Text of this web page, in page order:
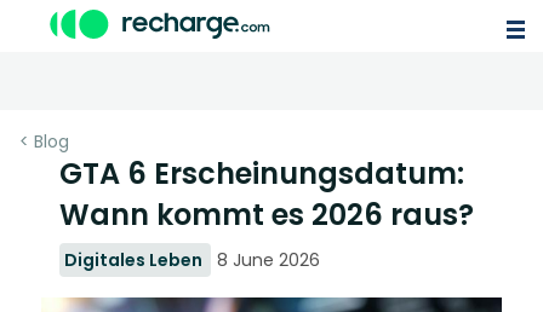
< Blog
GTA 6 Erscheinungsdatum:
Wann kommt es 2026 raus?
Digitales Leben 8 June 2026